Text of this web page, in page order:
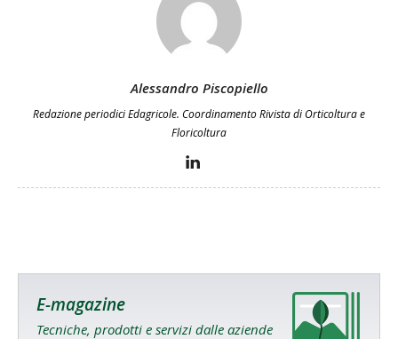
Alessandro Piscopiello
Redazione periodici Edagricole. Coordinamento Rivista di Orticoltura e
Floricoltura
E-magazine
Tecniche, prodotti e servizi dalle aziende